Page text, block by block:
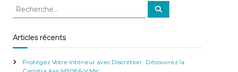
R
h
e
c
R
c
e
r
Articles récents
Protégez Votre Intérieur avec Discrétion : Découvrez la